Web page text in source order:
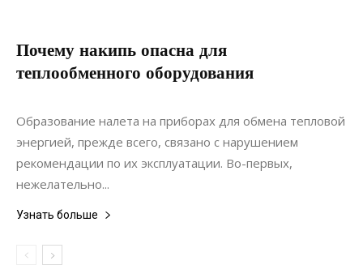
Почему накипь опасна для
теплообменного оборудования
25.11.2020
Образование налета на приборах для обмена тепловой
энергией, прежде всего, связано с нарушением
рекомендации по их эксплуатации. Во-первых,
нежелательно...
Узнать больше